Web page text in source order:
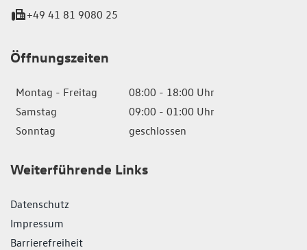
+49 41 81 9080 25
Öffnungszeiten
Montag - Freitag
08:00 - 18:00 Uhr
Samstag
09:00 - 01:00 Uhr
Sonntag
geschlossen
Weiterführende Links
Datenschutz
Impressum
Barrierefreiheit